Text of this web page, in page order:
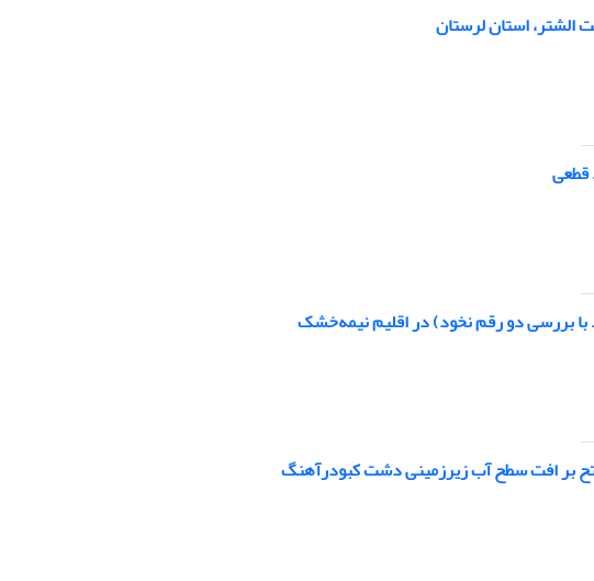
الشتر، استان لرستان
قطعی
با بررسی دو رقم نخود) در اقلیم نیمه‌خشک
بر افت سطح آب زیرزمینی دشت کبودرآهنگ